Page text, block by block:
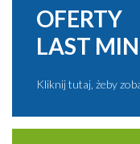
OFERTY
LAST
Kliknij tutaj, żeby